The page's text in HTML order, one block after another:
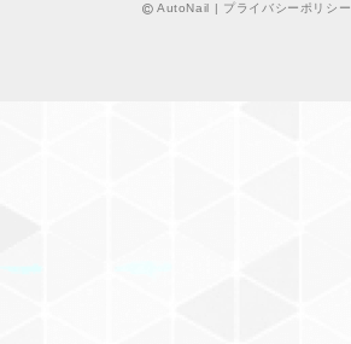
AutoNail | プライバシーポリシー